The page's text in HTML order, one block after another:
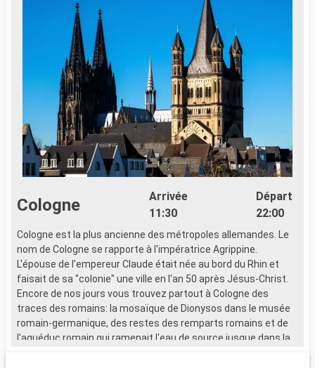
Cologne
Arrivée
11:30
Départ
22:00
Cologne est la plus ancienne des métropoles allemandes. Le
nom de Cologne se rapporte à l'impératrice Agrippine.
L'épouse de l'empereur Claude était née au bord du Rhin et
faisait de sa "colonie" une ville en l'an 50 après Jésus-Christ.
Encore de nos jours vous trouvez partout à Cologne des
traces des romains: la mosaïque de Dionysos dans le musée
romain-germanique, des restes des remparts romains et de
l'aquéduc romain qui ramenait l'eau de source jusque dans la